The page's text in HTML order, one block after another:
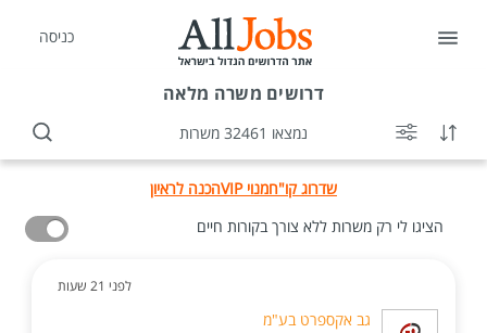
כניסה
דרושים משרה מלאה
נמצאו 32461 משרות
שדרוג קו"חמנוי VIP
הכנה לראיון
הציגו לי רק משרות ללא צורך בקורות חיים
לפני 21 שעות
גב אקספרט בע"מ